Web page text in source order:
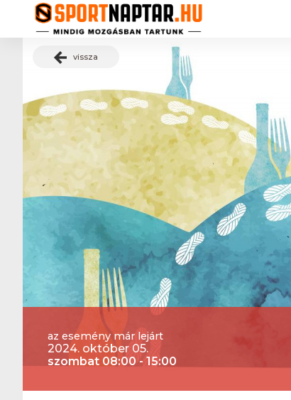
vissza
az esemény már lejárt
2024. október 05.
szombat 08:00 - 15:00